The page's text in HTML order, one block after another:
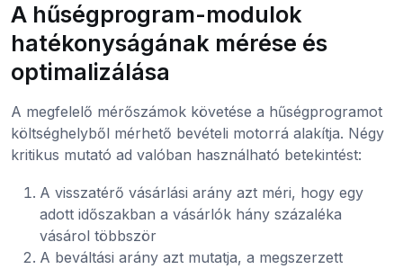
A hűségprogram-modulok
hatékonyságának mérése és
optimalizálása
A megfelelő mérőszámok követése a hűségprogramot
költséghelyből mérhető bevételi motorrá alakítja. Négy
kritikus mutató ad valóban használható betekintést:
A visszatérő vásárlási arány azt méri, hogy egy
adott időszakban a vásárlók hány százaléka
vásárol többször
A beváltási arány azt mutatja, a megszerzett